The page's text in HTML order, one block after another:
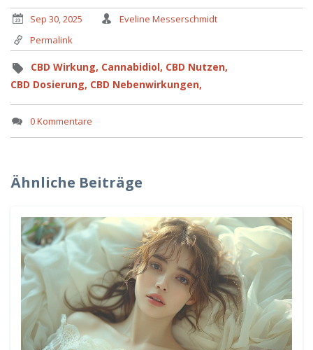
Sep 30, 2025
Eveline Messerschmidt
Permalink
CBD Wirkung, Cannabidiol, CBD Nutzen,
CBD Dosierung, CBD Nebenwirkungen,
0 Kommentare
Ähnliche Beiträge